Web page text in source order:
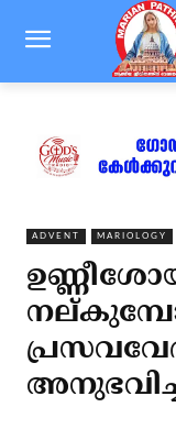
ADVENT MARIOLOGY